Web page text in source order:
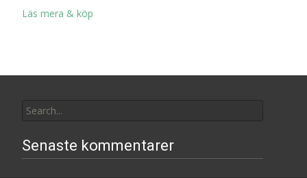
Läs mera & köp
for:
Senaste kommentarer